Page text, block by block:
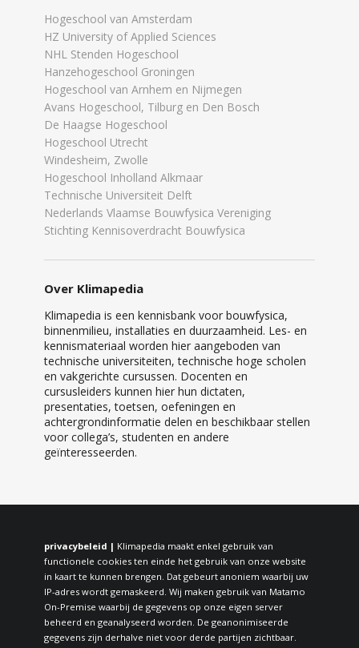
Hogeschool van Amsterdam
HZ University of Applied Sciences
NHL Stenden Hogeschool
Hanzehogeschool Groningen
Hogeschool van Arnhem en Nijmegen
Avans Hogeschool, Tilburg en Den Bosch
De Haagse Hogeschool
Hogeschool Utrecht
Windesheim, Zwolle
Hogeschool Inholland Alkmaar
Technische Universiteit Delft
Nederlands Vlaamse Bouwfysica Vereniging
Stichting Kennisoverdracht Bouwfysica
Over Klimapedia
Klimapedia is een kennisbank voor bouwfysica,
binnenmilieu, installaties en duurzaamheid. Les- en
kennismateriaal worden hier aangeboden van
technische universiteiten, technische hoge scholen
en vakgerichte cursussen. Docenten en
cursusleiders kunnen hier hun dictaten,
presentaties, toetsen, oefeningen en
achtergrondinformatie delen en beschikbaar stellen
voor collega’s, studenten en andere
geïnteresseerden.
privacybeleid | Klimapedia maakt enkel gebruik van
functionele cookies ten einde het gebruik van onze website
in kaart te kunnen brengen. Dat gebeurt anoniem waarbij uw
IP-adres wordt gemaskeerd. Wij maken gebruik van Matamo
On-Premise waarbij de gegevens op onze eigen server
beheerd en geanalyseerd worden. De geanonimiseerde
gegevens zijn derhalve niet voor derde partijen zichtbaar.